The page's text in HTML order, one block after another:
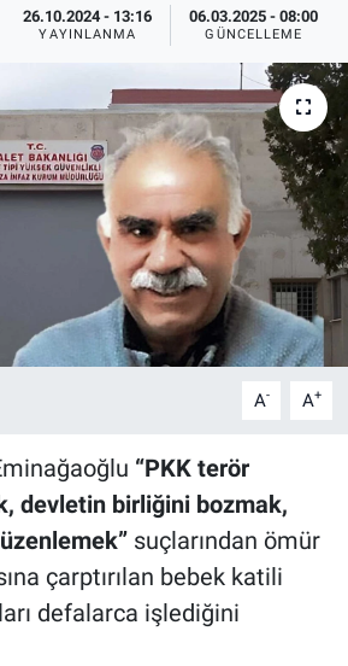
26.10.2024 - 13:16
YAYINLANMA
06.03.2025 - 08:00
GÜNCELLEME
A- A+
“PKK terör
devletin birliğini bozmak,
suçlarından ömür
çarptırılan bebek katili
defalarca işlediğini